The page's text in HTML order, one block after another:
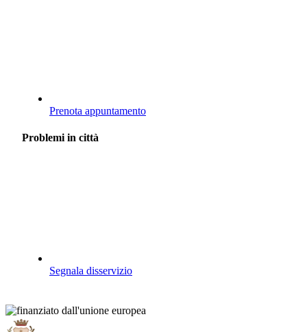
Prenota appuntamento
Problemi in città
Segnala disservizio